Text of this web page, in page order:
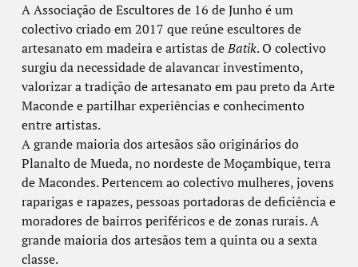
A Associação de Escultores de 16 de Junho é um
colectivo criado em 2017 que reúne escultores de
artesanato em madeira e artistas deBatik. O colectivo
surgiu da necessidade de alavancar investimento,
valorizar a tradição de artesanato em pau preto da Arte
Maconde e partilhar experiências e conhecimento
entre artistas.
A grande maioria dos artesãos são originários do
Planalto de Mueda, no nordeste de Moçambique, terra
de Macondes. Pertencem ao colectivo mulheres, jovens
raparigas e rapazes, pessoas portadoras de deficiência e
moradores de bairros periféricos e de zonas rurais. A
grande maioria dos artesãos tem a quinta ou a sexta
classe.